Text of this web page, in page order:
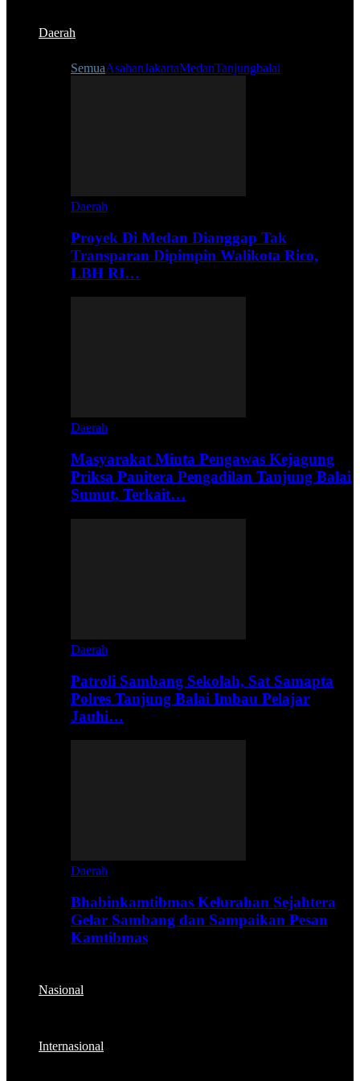
Daerah
SemuaAsahanJakartaMedanTanjungbalai
Daerah
Proyek Di Medan Dianggap Tak
Transparan Dipimpin Walikota Rico,
LBH RI…
Daerah
Masyarakat Minta Pengawas Kejagung
Priksa Panitera Pengadilan Tanjung Balai
Sumut, Terkait…
Daerah
Patroli Sambang Sekolah, Sat Samapta
Polres Tanjung Balai Imbau Pelajar
Jauhi…
Daerah
Bhabinkamtibmas Kelurahan Sejahtera
Gelar Sambang dan Sampaikan Pesan
Kamtibmas
Nasional
Internasional